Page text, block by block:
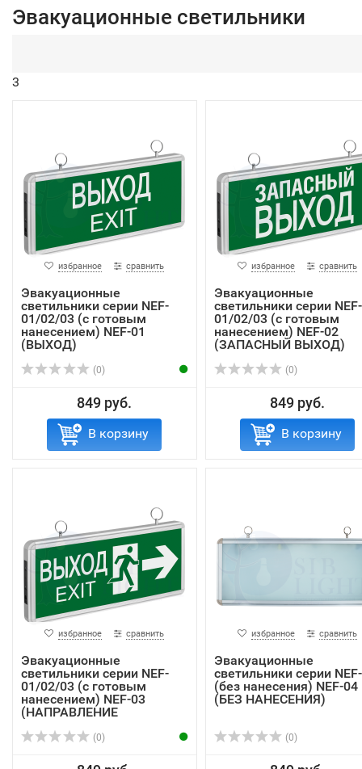
Эвакуационные светильники
3
избранное сравнить
Эвакуационные
светильники серии NEF-
01/02/03 (с готовым
нанесением) NEF-01
(ВЫХОД)
(0)
849 руб.
В корзину
избранное сравнить
Эвакуационные
светильники серии NEF-
01/02/03 (с готовым
нанесением) NEF-02
(ЗАПАСНЫЙ ВЫХОД)
(0)
849 руб.
В корзину
избранное сравнить
Эвакуационные
светильники серии NEF-
01/02/03 (с готовым
нанесением) NEF-03
(НАПРАВЛЕНИЕ
(0)
избранное сравнить
Эвакуационные
светильники серии
(без нанесения) NEF-04
(БЕЗ НАНЕСЕНИЯ)
(0)